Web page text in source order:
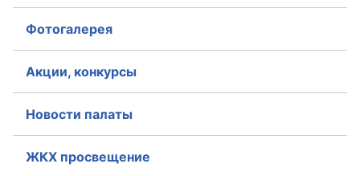
Фотогалерея
Акции, конкурсы
Новости палаты
ЖКХ просвещение